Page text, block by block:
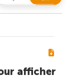
afficher